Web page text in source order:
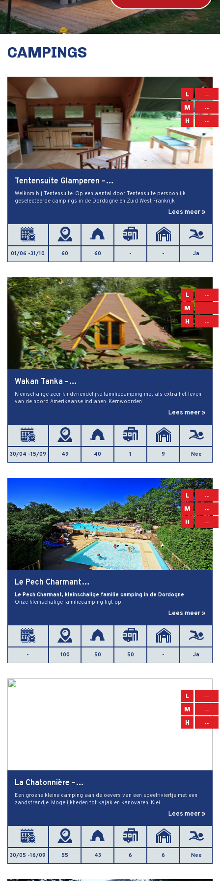
CAMPINGS
L --
M --
H --
Tentensuite Glamperen –…
Welkom bij Tentensuite. Op een aantal door Tentensuite persoonlijk
geselecteerde campings in de Dordogne en Zuid West Frankrijk
Lees meer »
01/06 -31/10 60 60 - - Ja
L --
M --
H --
Wakan Tanka –…
Kleinschalige zeer kindvriendelijke familiecamping met als extra het leven
van de noord Amerikaanse indianen. Kernwoorden
Lees meer »
30/04 -15/09 49 40 1 9 Nee
L --
M --
H --
Le Pech Charmant…
Le Pech Charmant, kleinschalige familie camping in de Dordogne
Onze kleinschalige familiecamping ligt op
Lees meer »
- 100 50 50 - Ja
L --
M --
H --
La Chatonnière –…
Een groene kleine camping aan de oevers van een speelriviertje met een
zandstrandje. Mogelijkheden tot kajak en kanovaren. Klei
Lees meer »
30/05 -16/09 55 43 6 6 Nee